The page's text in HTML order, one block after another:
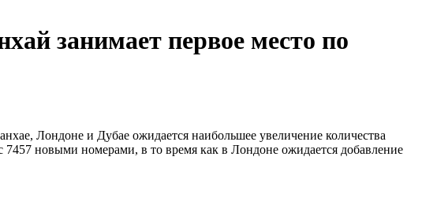
занимает первое место по
Лондоне и Дубае ожидается наибольшее увеличение количества
новыми номерами, в то время как в Лондоне ожидается добавление